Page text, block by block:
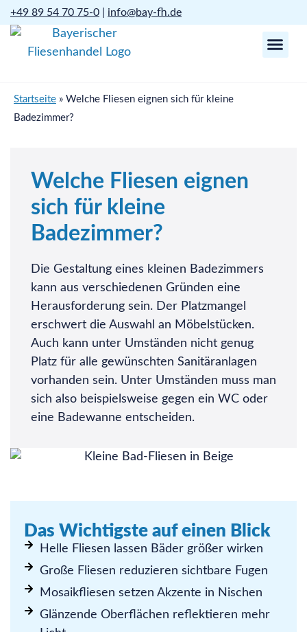
+49 89 54 70 75-0 info@bay-fh.de
Startseite » Welche Fliesen eignen sich für kleine
Badezimmer?
Welche Fliesen eignen
sich für kleine
Badezimmer?
Die Gestaltung eines kleinen Badezimmers
kann aus verschiedenen Gründen eine
Herausforderung sein. Der Platzmangel
erschwert die Auswahl an Möbelstücken.
Auch kann unter Umständen nicht genug
Platz für alle gewünschten Sanitäranlagen
vorhanden sein. Unter Umständen muss man
sich also beispielsweise gegen ein WC oder
eine Badewanne entscheiden.
Das Wichtigste auf einen Blick
Helle Fliesen lassen Bäder größer wirken
Große Fliesen reduzieren sichtbare Fugen
Mosaikfliesen setzen Akzente in Nischen
Glänzende Oberflächen reflektieren mehr